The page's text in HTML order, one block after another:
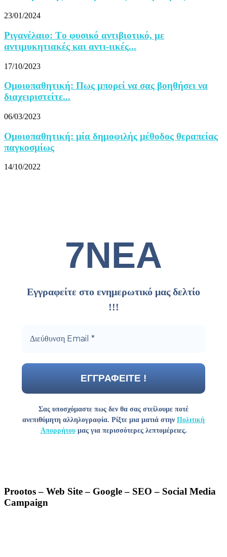
23/01/2024
Ριγανέλαιο: Tο φυσικό αντιβιοτικό, με
αντιμυκητιακές και αντι-ιικές...
17/10/2023
Ομοιοπαθητική: Πως μπορεί να σας βοηθήσει να
διαχειριστείτε...
06/03/2023
Ομοιοπαθητική: μία δημοφιλής μέθοδος θεραπείας
παγκοσμίως
14/10/2022
7ΝΕΑ
Εγγραφείτε στο ενημερωτικό μας δελτίο
!!!
Σας υποσχόμαστε πως δεν θα σας στείλουμε ποτέ
ανεπιθύμητη αλληλογραφία. Ρίξτε μια ματιά στην Πολιτική
Απορρήτουμας για περισσότερες λεπτομέρειες.
Prootos – Web Site – Google – SEO – Social Media
Campaign